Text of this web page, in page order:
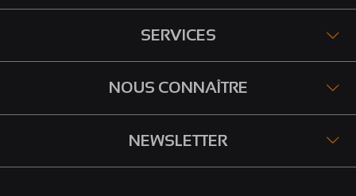
SERVICES
NOUS CONNAÎTRE
NEWSLETTER